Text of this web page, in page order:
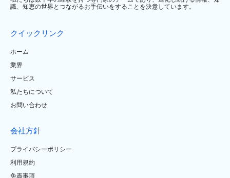
識、知恵の世界とつながるお手伝いをすることを決意しています。
クイックリンク
ホーム
業界
サービス
私たちについて
お問い合わせ
会社方針
プライバシーポリシー
利用規約
免責事項